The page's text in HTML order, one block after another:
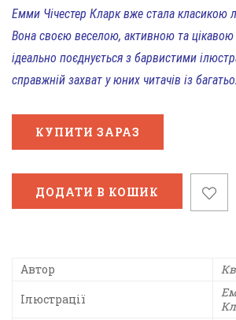
Емми Чічестер Кларк вже стала класикою
Вона своєю веселою, активною та цікавою
ідеально поєднується з барвистими
справжній захват у юних читачів із
КУПИТИ ЗАРАЗ
ДОДАТИ В КОШИК
Автор
Ілюстрації